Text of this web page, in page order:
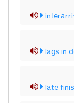
lags in
late